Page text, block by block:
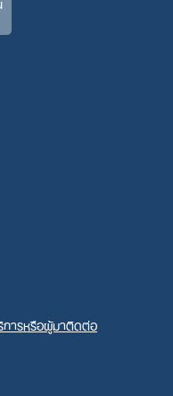
การหรือผู้มาติดต่อ